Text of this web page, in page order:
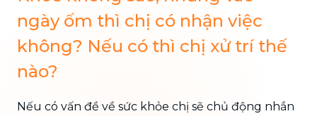
ngày ốm thì chị có nhận việc
không? Nếu có thì chị xử trí thế
nào?
Nếu có vấn đề về sức khỏe chị sẽ chủ động nhắn